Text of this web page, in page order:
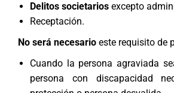
Delitos societarios excepto
Receptación.
No será necesario este requisito de
Cuando la persona agraviada
persona con discapacidad